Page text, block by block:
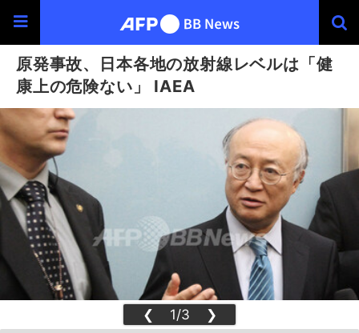
原発事故、日本各地の放射線レベルは「健
康上の危険ない」 IAEA
❮ 1/3 ❯